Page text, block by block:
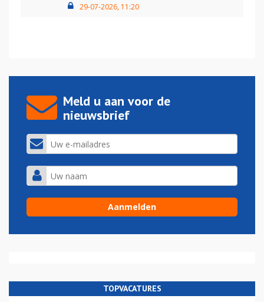
29-07-2026, 11:20
Meld u aan voor de
nieuwsbrief
TOPVACATURES